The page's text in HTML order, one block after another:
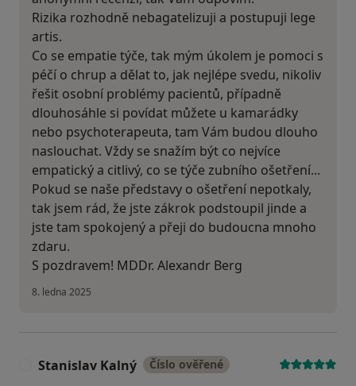
Rizika rozhodně nebagatelizuji a postupuji lege
artis.
Co se empatie týče, tak mým úkolem je pomoci s
péčí o chrup a dělat to, jak nejlépe svedu, nikoliv
řešit osobní problémy pacientů, případně
dlouhosáhle si povídat můžete u kamarádky
nebo psychoterapeuta, tam Vám budou dlouho
naslouchat. Vždy se snažím být co nejvíce
empatický a citlivý, co se týče zubního ošetření...
Pokud se naše představy o ošetření nepotkaly,
tak jsem rád, že jste zákrok podstoupil jinde a
jste tam spokojený a přeji do budoucna mnoho
zdaru.
S pozdravem! MDDr. Alexandr Berg
8. ledna 2025
Stanislav Kalný Číslo ověřené